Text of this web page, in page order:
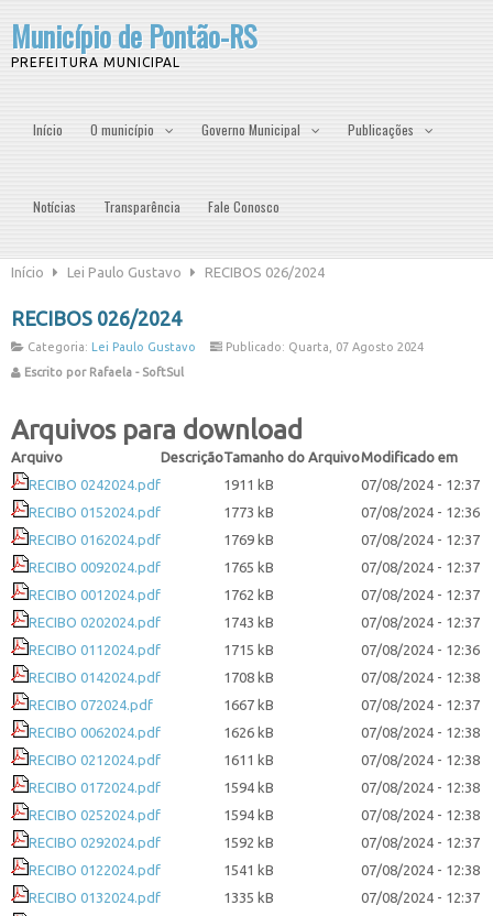
Município de Pontão-RS
PREFEITURA MUNICIPAL
Início O município Governo Municipal Publicações
Notícias Transparência Fale Conosco
Início Lei Paulo Gustavo RECIBOS 026/2024
RECIBOS 026/2024
Categoria: Lei Paulo Gustavo
Publicado: Quarta, 07 Agosto 2024
Escrito por Rafaela - SoftSul
Arquivos para download
Arquivo DescriçãoTamanho do ArquivoModificado em
RECIBO 0242024.pdf
1911 kB
07/08/2024 - 12:37
RECIBO 0152024.pdf
1773 kB
07/08/2024 - 12:36
RECIBO 0162024.pdf
1769 kB
07/08/2024 - 12:37
RECIBO 0092024.pdf
1765 kB
07/08/2024 - 12:37
RECIBO 0012024.pdf
1762 kB
07/08/2024 - 12:37
RECIBO 0202024.pdf
1743 kB
07/08/2024 - 12:37
RECIBO 0112024.pdf
1715 kB
07/08/2024 - 12:36
RECIBO 0142024.pdf
1708 kB
07/08/2024 - 12:38
RECIBO 072024.pdf
1667 kB
07/08/2024 - 12:37
RECIBO 0062024.pdf
1626 kB
07/08/2024 - 12:38
RECIBO 0212024.pdf
1611 kB
07/08/2024 - 12:38
RECIBO 0172024.pdf
1594 kB
07/08/2024 - 12:38
RECIBO 0252024.pdf
1594 kB
07/08/2024 - 12:38
RECIBO 0292024.pdf
1592 kB
07/08/2024 - 12:37
RECIBO 0122024.pdf
1541 kB
07/08/2024 - 12:38
RECIBO 0132024.pdf
1335 kB
07/08/2024 - 12:37